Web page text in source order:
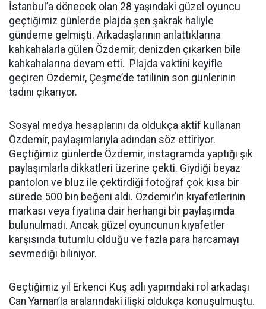
İstanbul’a dönecek olan 28 yaşındaki güzel oyuncu
geçtiğimiz günlerde plajda şen şakrak haliyle
gündeme gelmişti. Arkadaşlarının anlattıklarına
kahkahalarla gülen Özdemir, denizden çıkarken bile
kahkahalarına devam etti. Plajda vaktini keyifle
geçiren Özdemir, Çeşme’de tatilinin son günlerinin
tadını çıkarıyor.
Sosyal medya hesaplarını da oldukça aktif kullanan
Özdemir, paylaşımlarıyla adından söz ettiriyor.
Geçtiğimiz günlerde Özdemir, instagramda yaptığı şık
paylaşımlarla dikkatleri üzerine çekti. Giydiği beyaz
pantolon ve bluz ile çektirdiği fotoğraf çok kısa bir
sürede 500 bin beğeni aldı. Özdemir’in kıyafetlerinin
markası veya fiyatına dair herhangi bir paylaşımda
bulunulmadı. Ancak güzel oyuncunun kıyafetler
karşısında tutumlu olduğu ve fazla para harcamayı
sevmediği biliniyor.
Geçtiğimiz yıl Erkenci Kuş adlı yapımdaki rol arkadaşı
Can Yaman’la aralarındaki ilişki oldukça konuşulmuştu.